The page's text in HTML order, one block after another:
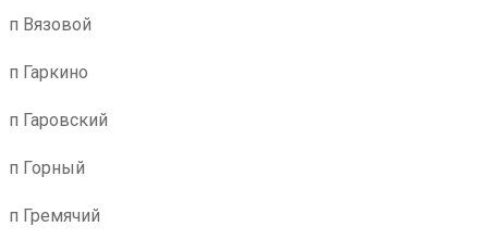
п Вязовой
п Гаркино
п Гаровский
п Горный
п Гремячий